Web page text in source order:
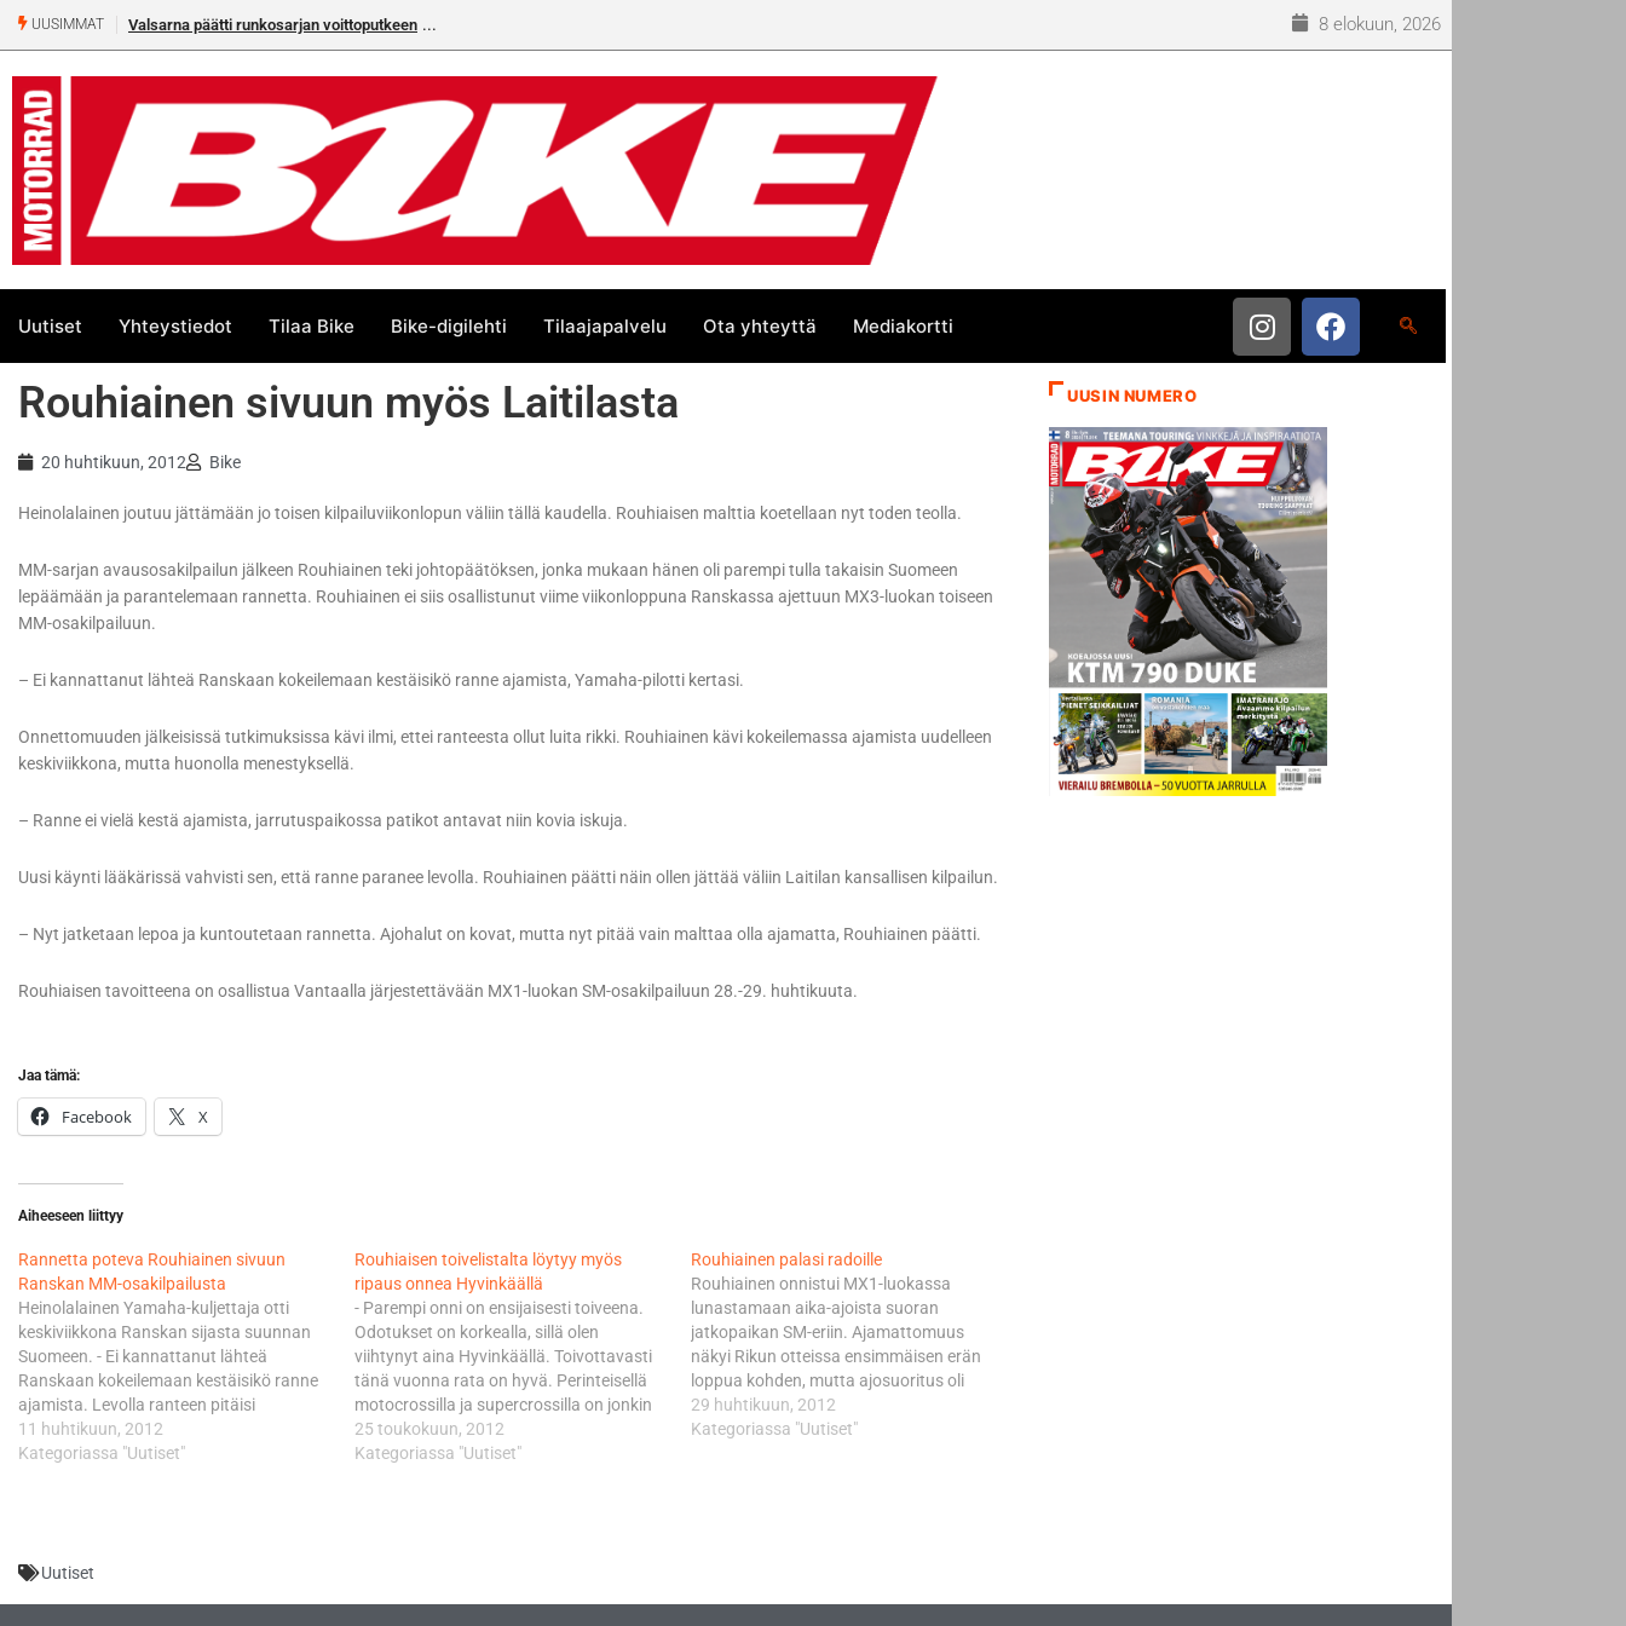
UUSIMMAT Valsarna päätti runkosarjan voittoputkeen 8 elokuun, 2026
Uutiset Yhteystiedot Tilaa Bike Bike-digilehti Tilaajapalvelu Ota yhteyttä Mediakortti
Rouhiainen sivuun myös Laitilasta
20 huhtikuun, 2012 Bike
Heinolalainen joutuu jättämään jo toisen kilpailuviikonlopun väliin tällä kaudella. Rouhiaisen malttia koetellaan nyt toden teolla.
MM-sarjan avausosakilpailun jälkeen Rouhiainen teki johtopäätöksen, jonka mukaan hänen oli parempi tulla takaisin Suomeen
lepäämään ja parantelemaan rannetta. Rouhiainen ei siis osallistunut viime viikonloppuna Ranskassa ajettuun MX3-luokan toiseen
MM-osakilpailuun.
– Ei kannattanut lähteä Ranskaan kokeilemaan kestäisikö ranne ajamista, Yamaha-pilotti kertasi.
Onnettomuuden jälkeisissä tutkimuksissa kävi ilmi, ettei ranteesta ollut luita rikki. Rouhiainen kävi kokeilemassa ajamista uudelleen
keskiviikkona, mutta huonolla menestyksellä.
– Ranne ei vielä kestä ajamista, jarrutuspaikossa patikot antavat niin kovia iskuja.
Uusi käynti lääkärissä vahvisti sen, että ranne paranee levolla. Rouhiainen päätti näin ollen jättää väliin Laitilan kansallisen kilpailun.
– Nyt jatketaan lepoa ja kuntoutetaan rannetta. Ajohalut on kovat, mutta nyt pitää vain malttaa olla ajamatta, Rouhiainen päätti.
Rouhiaisen tavoitteena on osallistua Vantaalla järjestettävään MX1-luokan SM-osakilpailuun 28.-29. huhtikuuta.
Jaa tämä:
Facebook X
Aiheeseen liittyy
Rannetta poteva Rouhiainen sivuun
Ranskan MM-osakilpailusta
Heinolalainen Yamaha-kuljettaja otti
keskiviikkona Ranskan sijasta suunnan
Suomeen. - Ei kannattanut lähteä
Ranskaan kokeilemaan kestäisikö ranne
ajamista. Levolla ranteen pitäisi
parantua. Maaliskuun alusta lähtien
Belgiassa harjoitellut Rouhiainen loukkasi
oleviin verkkoaitoihin, kertaa…
11 huhtikuun, 2012
Kategoriassa "Uutiset"
Rouhiaisen toivelistalta löytyy myös
ripaus onnea Hyvinkäällä
- Parempi onni on ensijaisesti toiveena.
Odotukset on korkealla, sillä olen
viihtynyt aina Hyvinkäällä. Toivottavasti
tänä vuonna rata on hyvä. Perinteisellä
motocrossilla ja supercrossilla on jonkin
verran eroa. Heinolalainen Yamaha-pilotti
viihtyy radalla aina. Hän puntaroi
25 toukokuun, 2012
Kategoriassa "Uutiset"
Rouhiainen palasi radoille
Rouhiainen onnistui MX1-luokassa
lunastamaan aika-ajoista suoran
jatkopaikan SM-eriin. Ajamattomuus
näkyi Rikun otteissa ensimmäisen erän
loppua kohden, mutta ajosuoritus oli
ehjä. - Yllättävän hyvä erä siihen nähden,
kuinka vähän olin päässyt treenaamaan
29 huhtikuun, 2012
Kategoriassa "Uutiset"
Uutiset
UUSIN NUMERO